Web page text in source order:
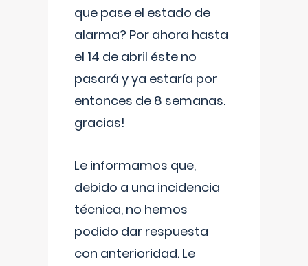
que pase el estado de
alarma? Por ahora hasta
el 14 de abril éste no
pasará y ya estaría por
entonces de 8 semanas.
gracias!
Le informamos que,
debido a una incidencia
técnica, no hemos
podido dar respuesta
con anterioridad. Le